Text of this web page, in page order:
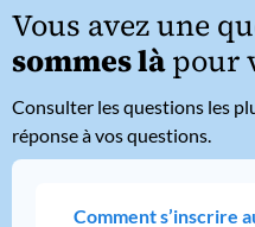
Vous avez une
sommes làpour
Consulter les questions les
réponse à vos questions.
Comment s’inscrire